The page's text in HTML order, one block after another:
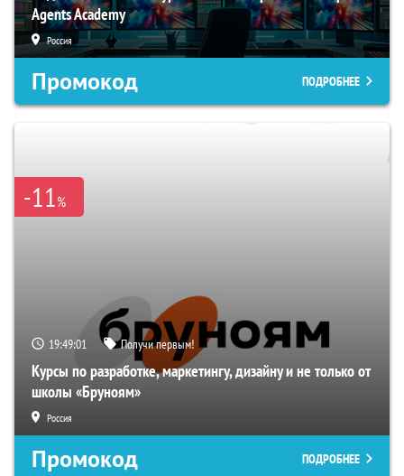
Agents Academy
Россия
Промокод ПОДРОБНЕЕ
-11%
19:49:00 Получи первым!
Курсы по разработке, маркетингу, дизайну и не только от
школы «Бруноям»
Россия
Промокод ПОДРОБНЕЕ